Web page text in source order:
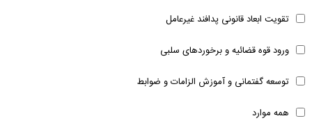
تقویت ابعاد قانونی پدافند غیرعامل
ورود قوه قضائیه و برخوردهای سلبی
توسعه گفتمانی و آموزش الزامات و ضوابط
همه موارد